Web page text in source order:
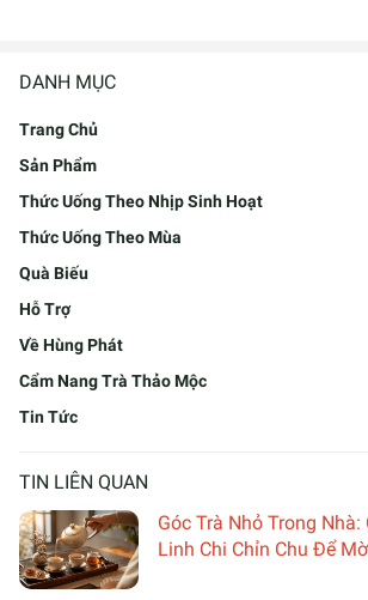
DANH MỤC
Trang Chủ
Sản Phẩm
Thức Uống Theo Nhịp Sinh Hoạt
Thức Uống Theo Mùa
Quà Biếu
Hỗ Trợ
Về Hùng Phát
Cẩm Nang Trà Thảo Mộc
Tin Tức
TIN LIÊN QUAN
Góc Trà Nhỏ Trong Nhà:
Linh Chi Chỉn Chu Để